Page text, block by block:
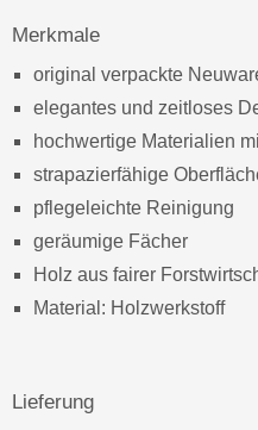
Merkmale
original verpackte
elegantes und zeitloses
hochwertige Materialien
strapazierfähige
pflegeleichte Reinigung
geräumige Fächer
Holz aus fairer
Material: Holzwerkstoff
Lieferung